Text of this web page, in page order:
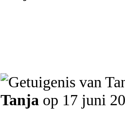
Tanja op 17 juni